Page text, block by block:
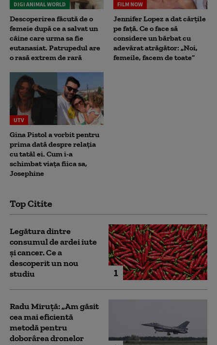
DIGI ANIMAL WORLD
Descoperirea făcută de o
femeie după ce a salvat un
câine care urma sa fie
eutanasiat. Patrupedul are
o rasă extrem de rară
FILM NOW
Jennifer Lopez a dat cărțile
pe față. Ce o face să
considere un bărbat cu
adevărat atrăgător: „Noi,
femeile, facem de toate”
UTV
Gina Pistol a vorbit pentru
prima dată despre relația
cu tatăl ei. Cum i-a
schimbat viața fiica sa,
Josephine
Top Citite
1
Legătura dintre
consumul de ardei iute
și cancer. Ce a
descoperit un nou
studiu
Radu Miruță: „Am găsit
cea mai eficientă
metodă pentru
doborârea dronelor